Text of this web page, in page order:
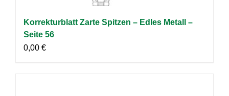
Korrekturblatt Zarte Spitzen – Edles Metall –
Seite 56
0,00 €